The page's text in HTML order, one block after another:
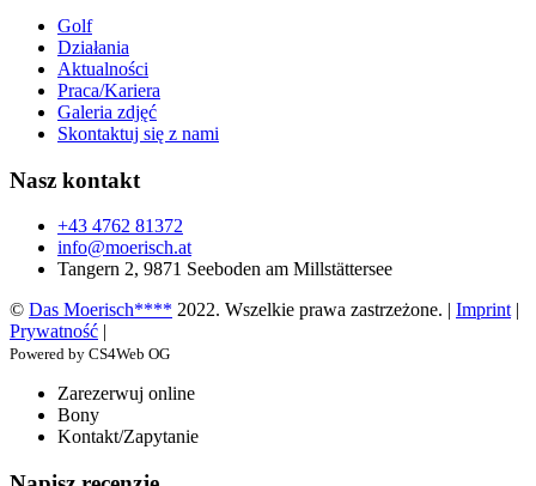
Golf
Działania
Aktualności
Praca/Kariera
Galeria zdjęć
Skontaktuj się z nami
Nasz kontakt
+43 4762 81372
info@moerisch.at
Tangern 2, 9871 Seeboden am Millstättersee
© Das Moerisch**** 2022. Wszelkie prawa zastrzeżone. | Imprint |
Prywatność |
Powered by CS4Web OG
Zarezerwuj online
Bony
Kontakt/Zapytanie